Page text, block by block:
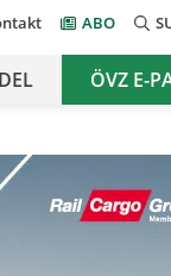
ABO
ÖVZ E-